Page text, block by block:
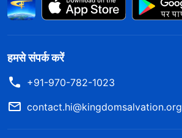
हमसे संपर्क करें
+91-970-782-1023
contact.hi@kingdomsalvation.org